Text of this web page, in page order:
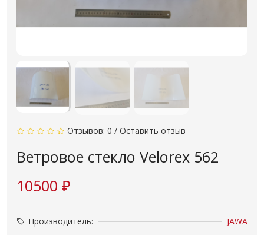
Отзывов: 0 / Оставить отзыв
Ветровое стекло Velorex 562
10500 ₽
Производитель:
JAWA